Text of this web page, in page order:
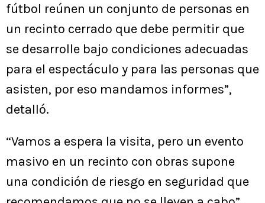
fútbol reúnen un conjunto de personas en
un recinto cerrado que debe permitir que
se desarrolle bajo condiciones adecuadas
para el espectáculo y para las personas que
asisten, por eso mandamos informes”,
detalló.
“Vamos a espera la visita, pero un evento
masivo en un recinto con obras supone
una condición de riesgo en seguridad que